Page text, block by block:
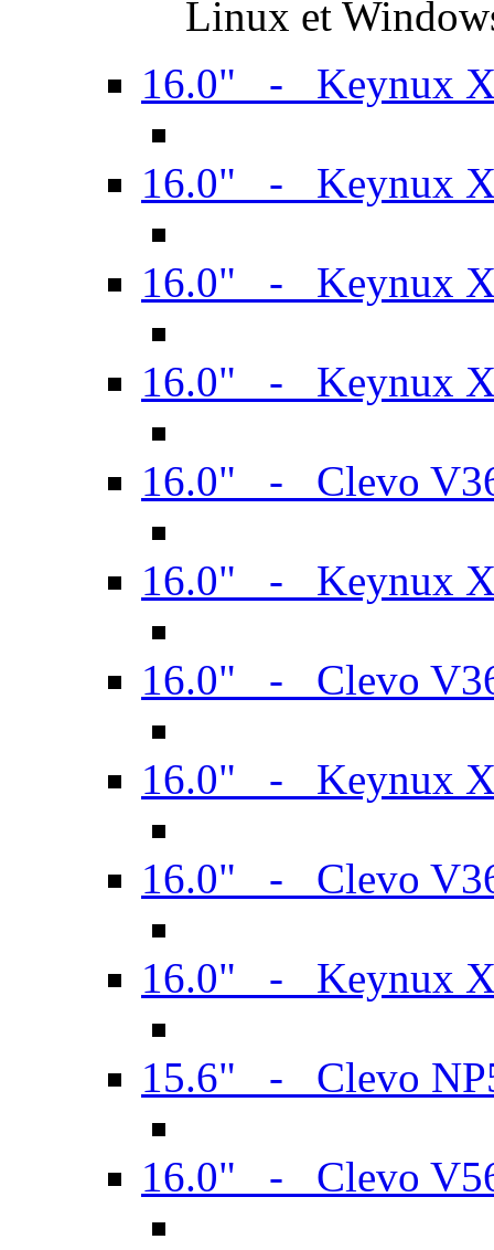
Linux et
16.0" - Keynux
16.0" - Keynux
16.0" - Keynux
16.0" - Keynux
16.0" - Clevo
16.0" - Keynux
16.0" - Clevo
16.0" - Keynux
16.0" - Clevo
16.0" - Keynux
15.6" - Clevo
16.0" - Clevo